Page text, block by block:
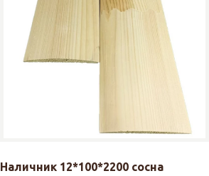
Наличник 12*100*2200 сосна